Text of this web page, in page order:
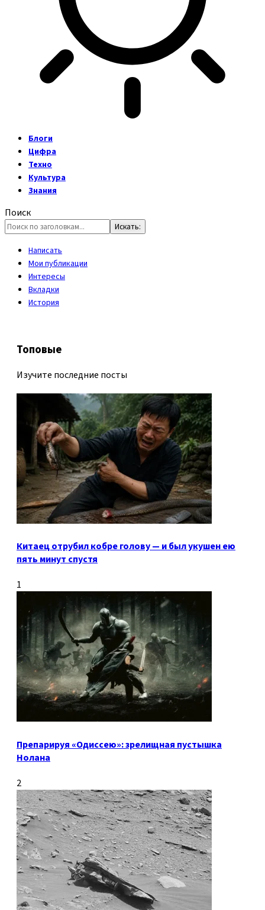
Блоги
Цифра
Техно
Культура
Знания
Поиск
Написать
Мои публикации
Интересы
Вкладки
История
Топовые
Изучите последние посты
Китаец отрубил кобре голову — и был укушен ею
пять минут спустя
1
Препарируя «Одиссею»: зрелищная пустышка
Нолана
2